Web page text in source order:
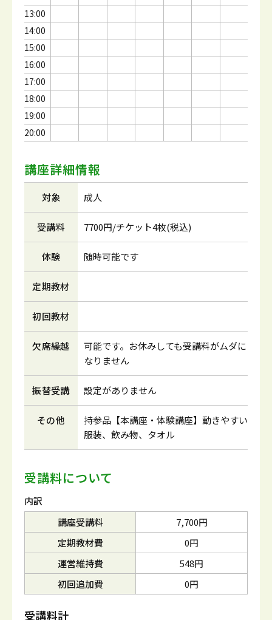
13:00
14:00
15:00
16:00
17:00
18:00
19:00
20:00
講座詳細情報
対象 成人
受講料 7700円/チケット4枚(税込)
体験 随時可能です
定期教材
初回教材
欠席繰越
可能です。お休みしても受講料がムダに
なりません
振替受講 設定がありません
その他
持参品【本講座・体験講座】動きやすい
服装、飲み物、タオル
受講料について
内訳
講座受講料
7,700円
定期教材費
0円
運営維持費
548円
初回追加費
0円
受講料計